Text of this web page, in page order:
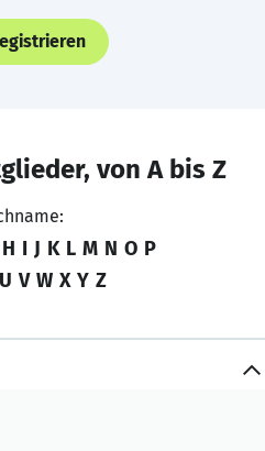
von A bis Z
H I J K L M N O P
U V W X Y Z